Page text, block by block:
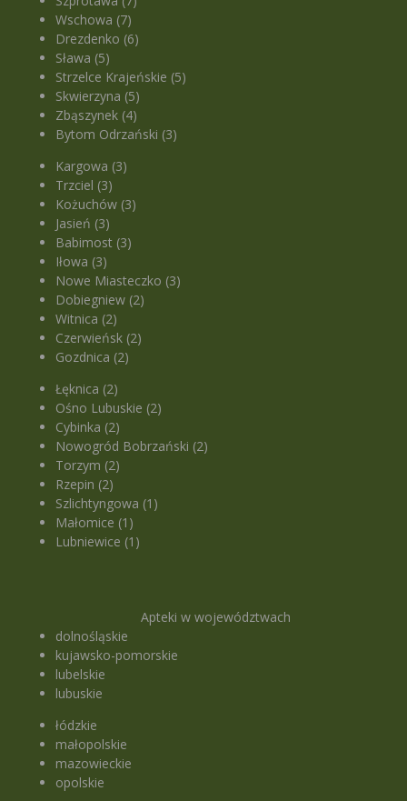
Wschowa (7)
Drezdenko (6)
Sława (5)
Strzelce Krajeńskie (5)
Skwierzyna (5)
Zbąszynek (4)
Bytom Odrzański (3)
Kargowa (3)
Trzciel (3)
Kożuchów (3)
Jasień (3)
Babimost (3)
Iłowa (3)
Nowe Miasteczko (3)
Dobiegniew (2)
Witnica (2)
Czerwieńsk (2)
Gozdnica (2)
Łęknica (2)
Ośno Lubuskie (2)
Cybinka (2)
Nowogród Bobrzański (2)
Torzym (2)
Rzepin (2)
Szlichtyngowa (1)
Małomice (1)
Lubniewice (1)
Apteki w województwach
dolnośląskie
kujawsko-pomorskie
lubelskie
lubuskie
łódzkie
małopolskie
mazowieckie
opolskie